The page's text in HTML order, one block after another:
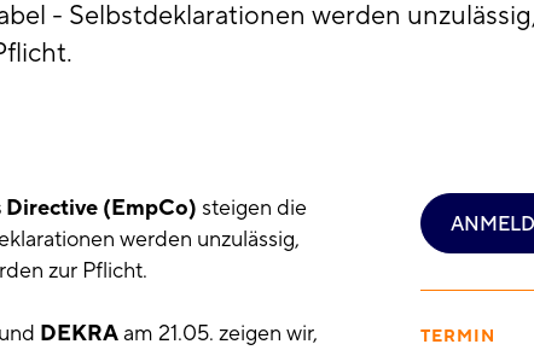
- Selbstdeklarationen werden
(EmpCo) steigen die
werden unzulässig,
zur Pflicht.
DEKRAam 21.05. zeigen wir,
TERMIN